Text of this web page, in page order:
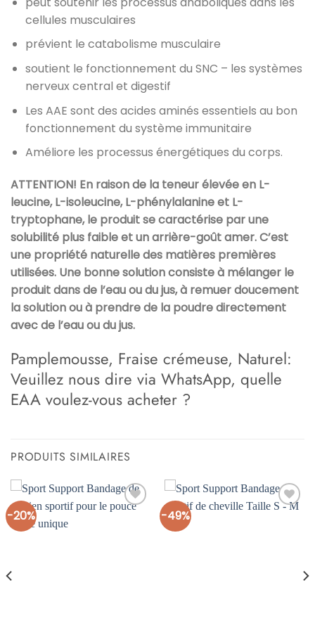
cellules musculaires
prévient le catabolisme musculaire
soutient le fonctionnement du SNC – les systèmes
nerveux central et digestif
Les AAE sont des acides aminés essentiels au bon
fonctionnement du système immunitaire
Améliore les processus énergétiques du corps.
ATTENTION! En raison de la teneur élevée en L-
leucine, L-isoleucine, L-phénylalanine et L-
tryptophane, le produit se caractérise par une
solubilité plus faible et un arrière-goût amer. C’est
une propriété naturelle des matières premières
utilisées. Une bonne solution consiste à mélanger le
produit dans de l’eau ou du jus, à remuer doucement
la solution ou à prendre de la poudre directement
avec de l’eau ou du jus.
Pamplemousse, Fraise crémeuse, Naturel:
Veuillez nous dire via WhatsApp, quelle
EAA voulez-vous acheter ?
PRODUITS SIMILAIRES
-20% -49%